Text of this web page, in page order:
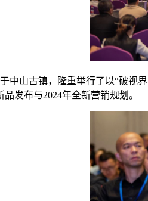
山古镇，隆重举行了以“破视界
发布与2024年全新营销规划。